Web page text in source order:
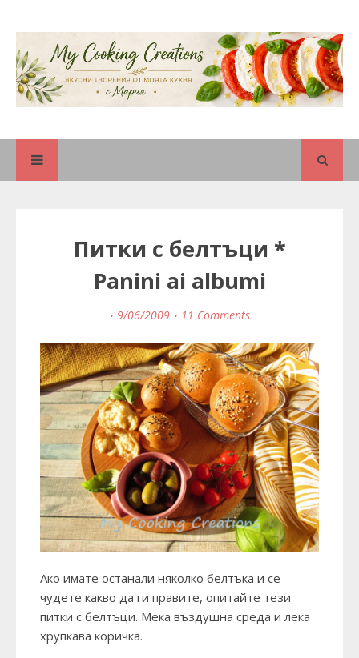
Питки с белтъци *
Panini ai albumi
9/06/2009 11 Comments
Ако имате останали няколко белтъка и се
чудете какво да ги правите, опитайте тези
питки с белтъци. Мека въздушна среда и лека
хрупкава коричка.